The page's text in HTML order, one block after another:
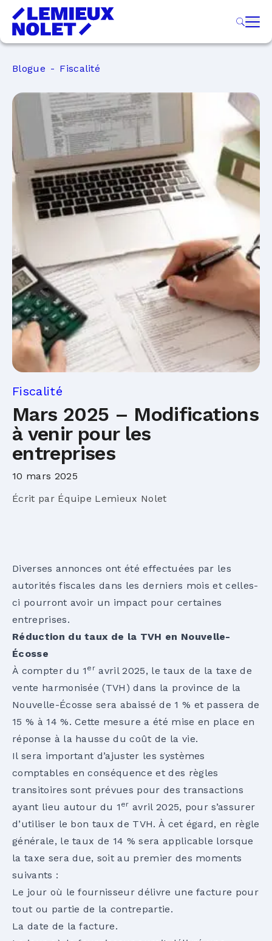
Blogue Fiscalité
Fiscalité
Mars 2025 – Modifications
à venir pour les
entreprises
10 mars 2025
Écrit par Équipe Lemieux Nolet
Diverses annonces ont été effectuées par les
autorités fiscales dans les derniers mois et celles-
ci pourront avoir un impact pour certaines
entreprises.
Réduction du taux de la TVH en Nouvelle-
Écosse
À compter du 1 er avril 2025, le taux de la taxe de
vente harmonisée (TVH) dans la province de la
Nouvelle-Écosse sera abaissé de 1 % et passera de
15 % à 14 %. Cette mesure a été mise en place en
réponse à la hausse du coût de la vie.
Il sera important d’ajuster les systèmes
comptables en conséquence et des règles
transitoires sont prévues pour des transactions
ayant lieu autour du 1 er avril 2025, pour s’assurer
d’utiliser le bon taux de TVH. À cet égard, en règle
générale, le taux de 14 % sera applicable lorsque
la taxe sera due, soit au premier des moments
suivants :
Le jour où le fournisseur délivre une facture pour
tout ou partie de la contrepartie.
La date de la facture.